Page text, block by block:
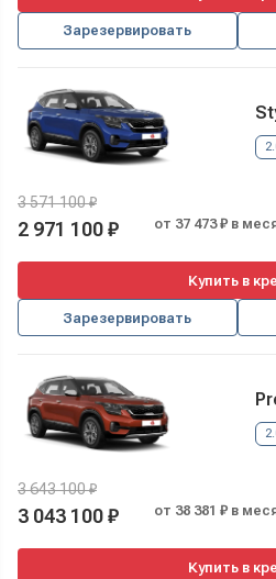
Зарезервировать
3 571 100 ₽
2 971 100 ₽ от 37 473 ₽ в
Купить в
Зарезервировать
3 643 100 ₽
3 043 100 ₽ от 38 381 ₽ в
Купить в